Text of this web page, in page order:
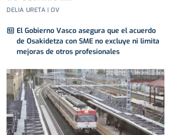
DELIA URETA | OV
El Gobierno Vasco asegura que el acuerdo
de Osakidetza con SME no excluye ni limita
mejoras de otros profesionales